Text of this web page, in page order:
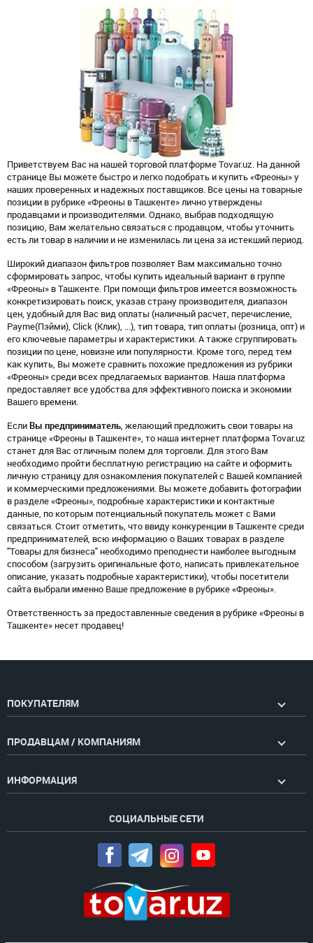
Приветствуем Вас на нашей торговой платформе Tovar.uz. На данной
странице Вы можете быстро и легко подобрать и купить «Фреоны» у
наших проверенных и надежных поставщиков. Все цены на товарные
позиции в рубрике «Фреоны в Ташкенте» лично утверждены
продавцами и производителями. Однако, выбрав подходящую
позицию, Вам желательно связаться с продавцом, чтобы уточнить
есть ли товар в наличии и не изменилась ли цена за истекший период.
Широкий диапазон фильтров позволяет Вам максимально точно
сформировать запрос, чтобы купить идеальный вариант в группе
«Фреоны» в Ташкенте. При помощи фильтров имеется возможность
конкретизировать поиск, указав страну производителя, диапазон
цен, удобный для Вас вид оплаты (наличный расчет, перечисление,
Payme(Пэйми), Click (Клик), ...), тип товара, тип оплаты (розница, опт) и
его ключевые параметры и характеристики. А также сгруппировать
позиции по цене, новизне или популярности. Кроме того, перед тем
как купить, Вы можете сравнить похожие предложения из рубрики
«Фреоны» среди всех предлагаемых вариантов. Наша платформа
предоставляет все удобства для эффективного поиска и экономии
Вашего времени.
Если Вы предприниматель , желающий предложить свои товары на
странице «Фреоны в Ташкенте», то наша интернет платформа Tovar.uz
станет для Вас отличным полем для торговли. Для этого Вам
необходимо пройти бесплатную регистрацию на сайте и оформить
личную страницу для ознакомления покупателей с Вашей компанией
и коммерческими предложениями. Вы можете добавить фотографии
в разделе «Фреоны», подробные характеристики и контактные
данные, по которым потенциальный покупатель может с Вами
связаться. Стоит отметить, что ввиду конкуренции в Ташкенте среди
предпринимателей, всю информацию о Ваших товарах в разделе
"Товары для бизнеса" необходимо преподнести наиболее выгодным
способом (загрузить оригинальные фото, написать привлекательное
описание, указать подробные характеристики), чтобы посетители
сайта выбрали именно Ваше предложение в рубрике «Фреоны».
Ответственность за предоставленные сведения в рубрике «Фреоны в
Ташкенте» несет продавец!
ПОКУПАТЕЛЯМ
ПРОДАВЦАМ / КОМПАНИЯМ
ИНФОРМАЦИЯ
СОЦИАЛЬНЫЕ СЕТИ